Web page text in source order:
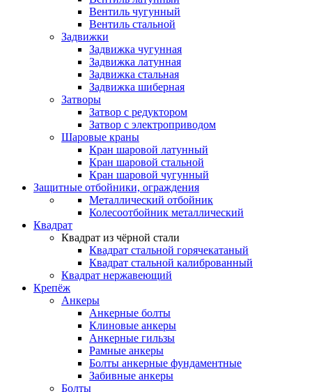
Вентиль чугунный
Вентиль стальной
Задвижки
Задвижка чугунная
Задвижка латунная
Задвижка стальная
Задвижка шиберная
Затворы
Затвор с редуктором
Затвор с электроприводом
Шаровые краны
Кран шаровой латунный
Кран шаровой стальной
Кран шаровой чугунный
Защитные отбойники, ограждения
Металлический отбойник
Колесоотбойник металлический
Квадрат
Квадрат из чёрной стали
Квадрат стальной горячекатаный
Квадрат стальной калиброванный
Квадрат нержавеющий
Крепёж
Анкеры
Анкерные болты
Клиновые анкеры
Анкерные гильзы
Рамные анкеры
Болты анкерные фундаментные
Забивные анкеры
Болты